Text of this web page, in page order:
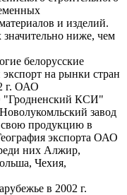
и изделий.
ниже, чем
белорусские
на рынки стран
г. ОАО
"Гродненский КСИ"
завод
свою продукцию в
экспорта ОАО
них Алжир,
Чехия,
в 2002 г.